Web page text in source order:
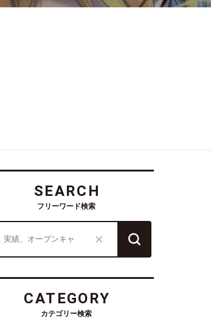
SEARCH
フリーワード検索
CATEGORY
カテゴリー検索